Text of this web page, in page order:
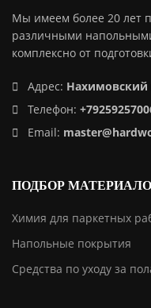
Мы имеем более 20 лет
различными
комплексно от
Адрес: Нахимовский
Телефон:
Email:
ПОДБОР
Химия для паркетных
Напольные покрытия
Средства по уходу за